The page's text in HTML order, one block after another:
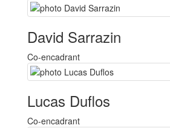
David Sarrazin
Co-encadrant
Lucas Duflos
Co-encadrant